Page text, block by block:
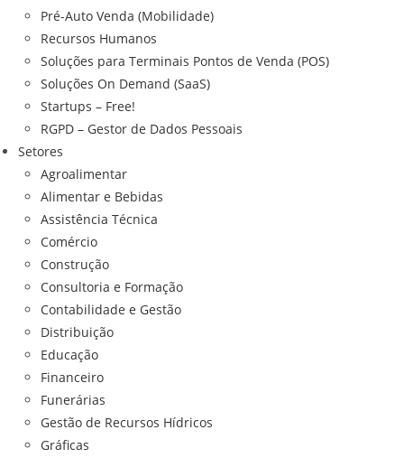
Pré-Auto Venda (Mobilidade)
Recursos Humanos
Soluções para Terminais Pontos de Venda (POS)
Soluções On Demand (SaaS)
Startups – Free!
RGPD – Gestor de Dados Pessoais
Setores
Agroalimentar
Alimentar e Bebidas
Assistência Técnica
Comércio
Construção
Consultoria e Formação
Contabilidade e Gestão
Distribuição
Educação
Financeiro
Funerárias
Gestão de Recursos Hídricos
Gráficas